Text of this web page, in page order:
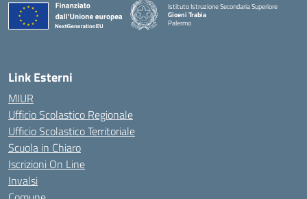
Istituto Istruzione Secondaria Superiore
Gioeni Trabia
Palermo
Link Esterni
MIUR
Ufficio Scolastico Regionale
Ufficio Scolastico Territoriale
Scuola in Chiaro
Iscrizioni On Line
Invalsi